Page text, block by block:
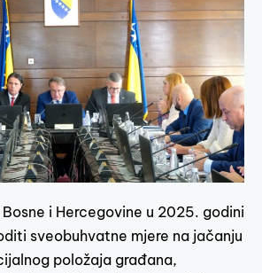
i Hercegovine u 2025. godini
sveobuhvatne mjere na jačanju
položaja građana,